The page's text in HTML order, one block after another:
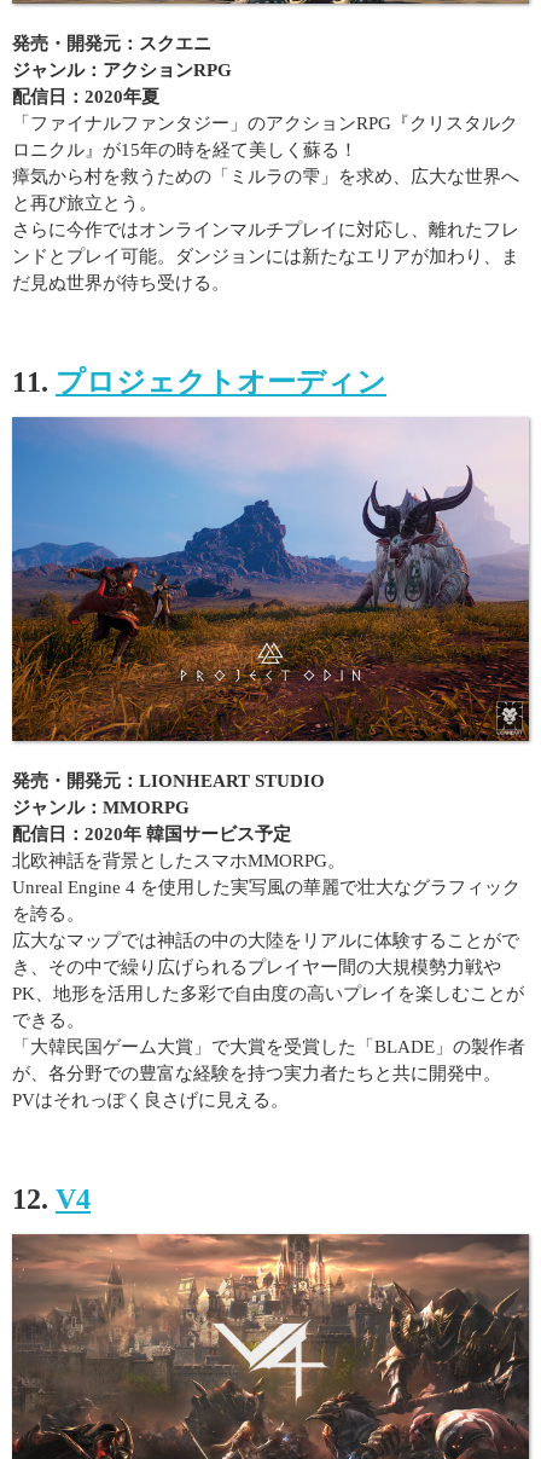
発売・開発元：スクエニ
ジャンル：アクションRPG
配信日：2020年夏
「ファイナルファンタジー」のアクションRPG『クリスタルク
ロニクル』が15年の時を経て美しく蘇る！
瘴気から村を救うための「ミルラの雫」を求め、広大な世界へ
と再び旅立とう。
さらに今作ではオンラインマルチプレイに対応し、離れたフレ
ンドとプレイ可能。ダンジョンには新たなエリアが加わり、ま
だ見ぬ世界が待ち受ける。
11. プロジェクトオーディン
発売・開発元：LIONHEART STUDIO
ジャンル：MMORPG
配信日：2020年 韓国サービス予定
北欧神話を背景としたスマホMMORPG。
Unreal Engine 4 を使用した実写風の華麗で壮大なグラフィック
を誇る。
広大なマップでは神話の中の大陸をリアルに体験することがで
き、その中で繰り広げられるプレイヤー間の大規模勢力戦や
PK、地形を活用した多彩で自由度の高いプレイを楽しむことが
できる。
「大韓民国ゲーム大賞」で大賞を受賞した「BLADE」の製作者
が、各分野での豊富な経験を持つ実力者たちと共に開発中。
PVはそれっぽく良さげに見える。
12. V4